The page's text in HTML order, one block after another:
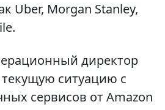
Uber, Morgan Stanley,
директор
ситуацию с
сервисов от Amazon